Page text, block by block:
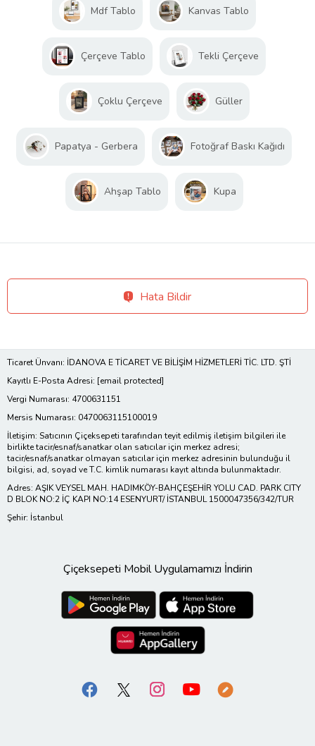
Mdf Tablo Kanvas Tablo
Çerçeve Tablo Tekli Çerçeve
Çoklu Çerçeve Güller
Papatya - Gerbera Fotoğraf Baskı Kağıdı
Ahşap Tablo Kupa
Hata Bildir
Ticaret Ünvanı: İDANOVA E TİCARET VE BİLİŞİM HİZMETLERİ TİC. LTD. ŞTİ
Kayıtlı E-Posta Adresi: [email protected]
Vergi Numarası: 4700631151
Mersis Numarası: 0470063115100019
İletişim: Satıcının Çiçeksepeti tarafından teyit edilmiş iletişim bilgileri ile
birlikte tacir/esnaf/sanatkar olan satıcılar için merkez adresi;
tacir/esnaf/sanatkar olmayan satıcılar için merkez adresinin bulunduğu il
bilgisi, ad, soyad ve T.C. kimlik numarası kayıt altında bulunmaktadır.
Adres: AŞIK VEYSEL MAH. HADIMKÖY-BAHÇEŞEHİR YOLU CAD. PARK CITY
D BLOK NO:2 İÇ KAPI NO:14 ESENYURT/ İSTANBUL 1500047356/342/TUR
Şehir: İstanbul
Çiçeksepeti Mobil Uygulamamızı İndirin